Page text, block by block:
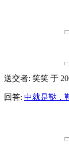
送交者: 笑笑 于
回答: 中就是鞑，